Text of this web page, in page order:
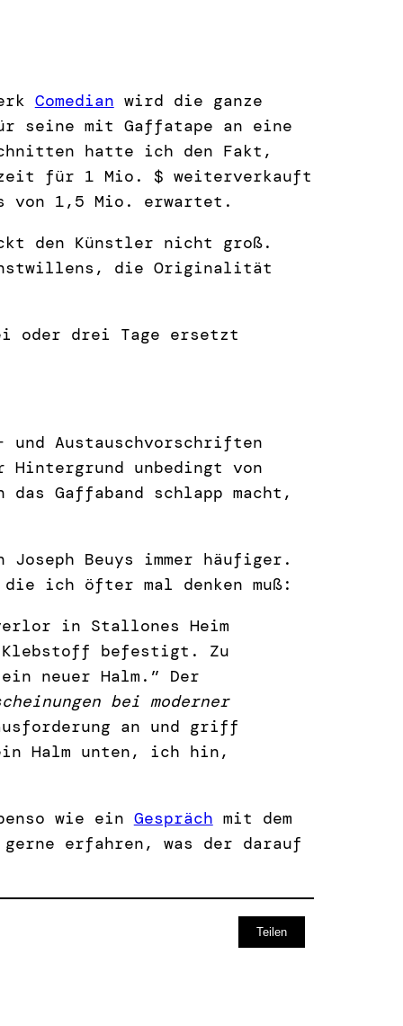
Comedian wird die ganze
seine mit Gaffatape an eine
hatte ich den Fakt,
für 1 Mio. $ weiterverkauft
von 1,5 Mio. erwartet.
den Künstler nicht groß.
die Originalität
oder drei Tage ersetzt
Austauschvorschriften
Hintergrund unbedingt von
das Gaffaband schlapp macht,
Beuys immer häufiger.
die ich öfter mal denken muß:
in Stallones Heim
befestigt. Zu
neuer Halm.” Der
bei moderner
an und griff
Halm unten, ich hin,
wie ein Gespräch mit dem
erfahren, was der darauf
Teilen